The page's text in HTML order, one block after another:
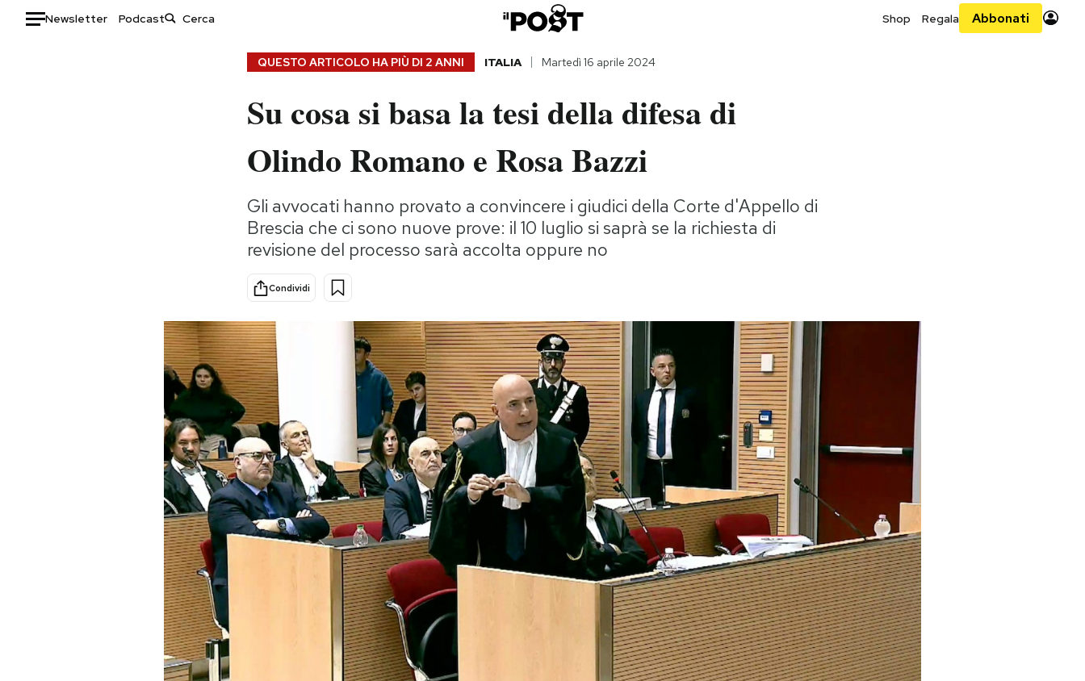
Newsletter Podcast Shop Regala Abbonati
Storie/Idee
Ok Boomer!
Altrecose
Mondiali calcio 2026
AREA PERSONALE
QUESTO ARTICOLO HA PIÙ DI 2 ANNI ITALIA Martedì 16 aprile 2024
Su cosa si basa la tesi della difesa di
Olindo Romano e Rosa Bazzi
Gli avvocati hanno provato a convincere i giudici della Corte d'Appello di
Brescia che ci sono nuove prove: il 10 luglio si saprà se la richiesta di
revisione del processo sarà accolta oppure no
Condividi